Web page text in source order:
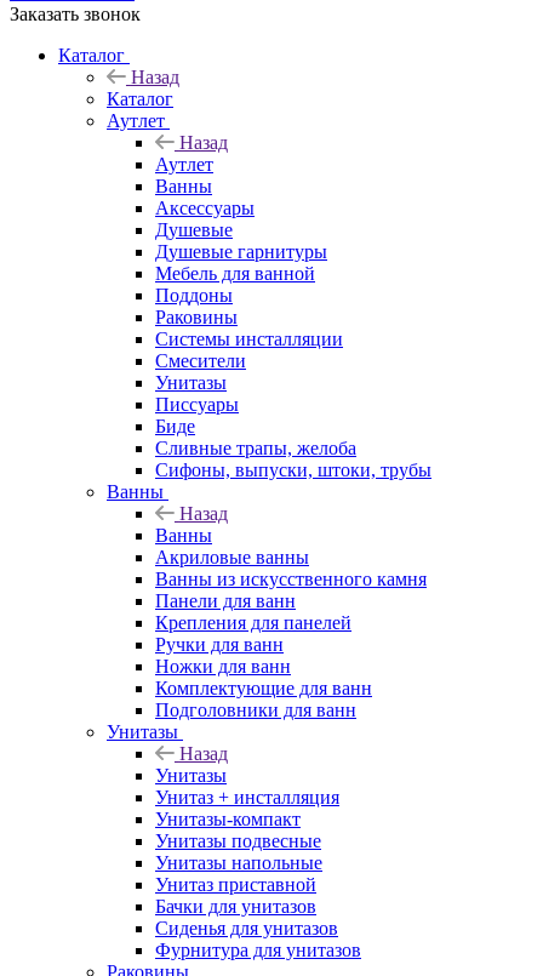
Заказать звонок
Каталог
Назад
Каталог
Аутлет
Назад
Аутлет
Ванны
Аксессуары
Душевые
Душевые гарнитуры
Мебель для ванной
Поддоны
Раковины
Системы инсталляции
Смесители
Унитазы
Писсуары
Биде
Сливные трапы, желоба
Сифоны, выпуски, штоки, трубы
Ванны
Назад
Ванны
Акриловые ванны
Ванны из искусственного камня
Панели для ванн
Крепления для панелей
Ручки для ванн
Ножки для ванн
Комплектующие для ванн
Подголовники для ванн
Унитазы
Назад
Унитазы
Унитаз + инсталляция
Унитазы-компакт
Унитазы подвесные
Унитазы напольные
Унитаз приставной
Бачки для унитазов
Сиденья для унитазов
Фурнитура для унитазов
Раковины